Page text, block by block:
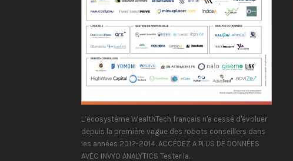
L’écosystème WealthTech français n'a cessé d'évoluer
depuis la première vague des robots conseillers dans
les années 2012-2014. ACCÉDEZ A PLUS DE DONNÉES
AVEC INVYO ANALYTICS Tester la...